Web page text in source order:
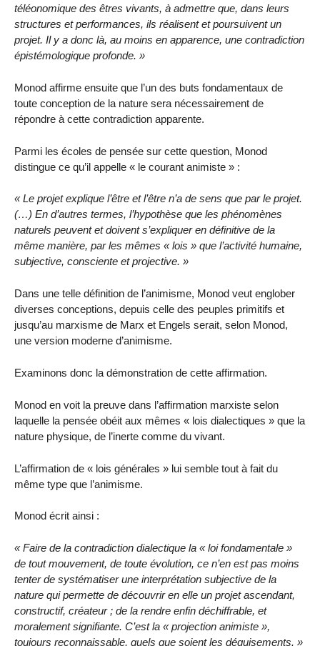
téléonomique des êtres vivants, à admettre que, dans leurs
structures et performances, ils réalisent et poursuivent un
projet. Il y a donc là, au moins en apparence, une contradiction
épistémologique profonde. »
Monod affirme ensuite que l’un des buts fondamentaux de
toute conception de la nature sera nécessairement de
répondre à cette contradiction apparente.
Parmi les écoles de pensée sur cette question, Monod
distingue ce qu’il appelle « le courant animiste » :
« Le projet explique l’être et l’être n’a de sens que par le projet.
(…) En d’autres termes, l’hypothèse que les phénomènes
naturels peuvent et doivent s’expliquer en définitive de la
même manière, par les mêmes « lois » que l’activité humaine,
subjective, consciente et projective. »
Dans une telle définition de l’animisme, Monod veut englober
diverses conceptions, depuis celle des peuples primitifs et
jusqu’au marxisme de Marx et Engels serait, selon Monod,
une version moderne d’animisme.
Examinons donc la démonstration de cette affirmation.
Monod en voit la preuve dans l’affirmation marxiste selon
laquelle la pensée obéit aux mêmes « lois dialectiques » que la
nature physique, de l’inerte comme du vivant.
L’affirmation de « lois générales » lui semble tout à fait du
même type que l’animisme.
Monod écrit ainsi :
« Faire de la contradiction dialectique la « loi fondamentale »
de tout mouvement, de toute évolution, ce n’en est pas moins
tenter de systématiser une interprétation subjective de la
nature qui permette de découvrir en elle un projet ascendant,
constructif, créateur ; de la rendre enfin déchiffrable, et
moralement signifiante. C’est la « projection animiste »,
toujours reconnaissable, quels que soient les déguisements. »